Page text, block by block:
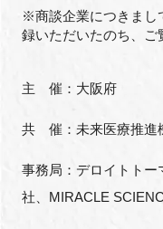
※商談企業につきまし
録いただいたのち、ご
主 催：大阪府
共 催：未来医療推進
事務局：デロイトトー
社、 MIRACLE